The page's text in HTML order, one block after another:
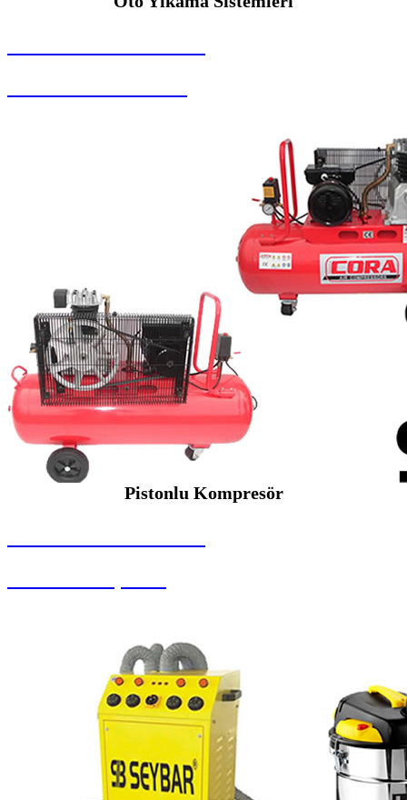
Pistonlu Kompresör